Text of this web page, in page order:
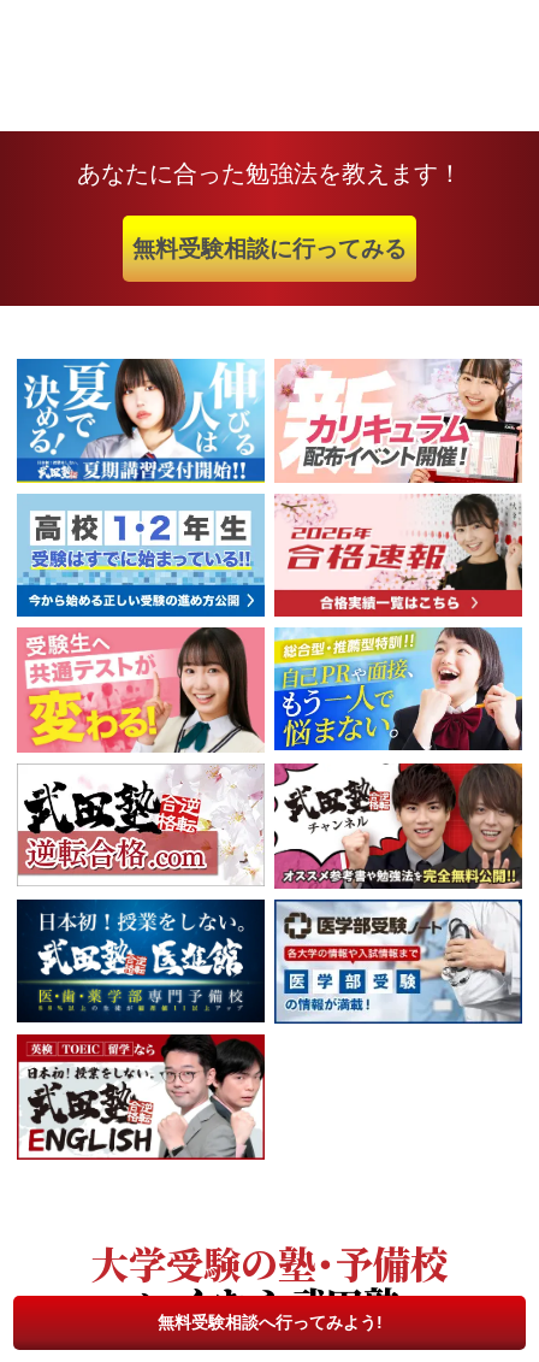
あなたに合った勉強法を教えます！
無料受験相談に行ってみる
無料受験相談へ行ってみよう!
大学受験の塾・予備校
いくなら武田塾